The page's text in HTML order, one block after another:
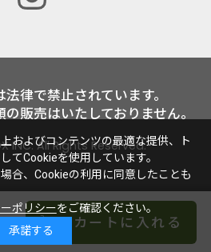
カートに入れる
律で禁止されています。
販売はいたしておりません。
INC. All Rights Reserved.
およびコンテンツの最適な提供、ト
てCookieを使用しています。
合、Cookieの利用に同意したことも
ポリシーをご確認ください。
承諾する